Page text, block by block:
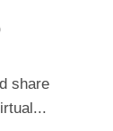
share